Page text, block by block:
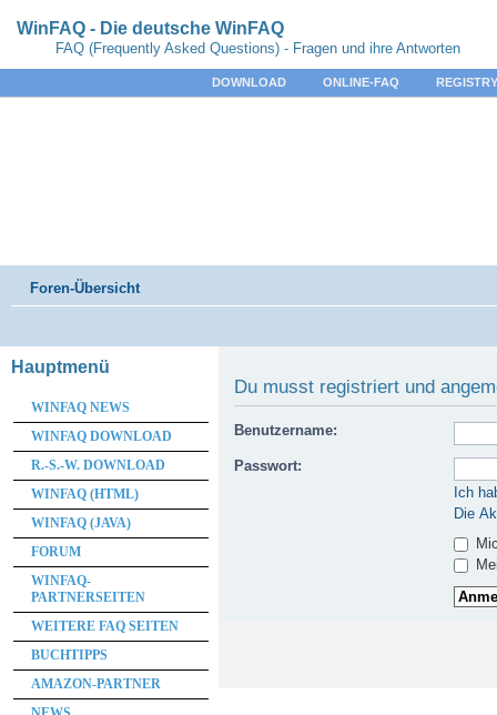
WinFAQ - Die deutsche WinFAQ
FAQ (Frequently Asked Questions) - Fragen und ihre Antworten
DOWNLOAD ONLINE-FAQ
Foren-Übersicht
Du musst registriert und
Benutzername:
Passwort:
Ich
Die
Hauptmenü
WINFAQ NEWS
WINFAQ DOWNLOAD
R.-S.-W. DOWNLOAD
WINFAQ (HTML)
WINFAQ (JAVA)
FORUM
WINFAQ-
PARTNERSEITEN
WEITERE FAQ SEITEN
BUCHTIPPS
AMAZON-PARTNER